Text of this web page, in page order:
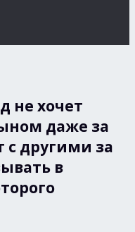
не хочет
даже за
с другими за
в